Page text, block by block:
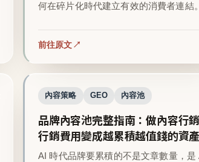
何在碎片化時代建立有效的消費者連結。
前往原文
內容策略 GEO 內容池
品牌內容池完整指南：做內容行
行銷費用變成越累積越值錢的資產
AI 時代品牌要累積的不是文章數量，是